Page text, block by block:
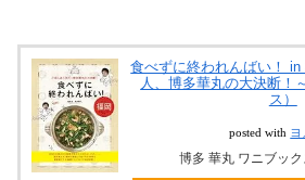
食べずに終われんばい！
人、博多華丸の大決断！
ス）
posted with ヨ
博多 華丸 ワニブッ